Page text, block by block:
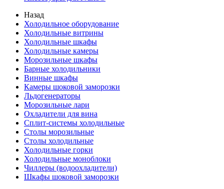
Назад
Холодильное оборудование
Холодильные витрины
Холодильные шкафы
Холодильные камеры
Морозильные шкафы
Барные холодильники
Винные шкафы
Камеры шоковой заморозки
Льдогенераторы
Морозильные лари
Охладители для вина
Сплит-системы холодильные
Столы морозильные
Столы холодильные
Холодильные горки
Холодильные моноблоки
Чиллеры (водоохладители)
Шкафы шоковой заморозки